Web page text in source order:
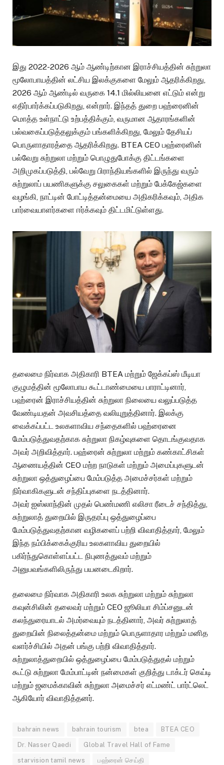
இது 2022-2026 ஆம் ஆண்டிற்கான இராச்சியத்தின் சுற்றுலா
மூலோபாயத்தின் லட்சிய இலக்குகளை மேலும் ஆதரிக்கிறது,
2026 ஆம் ஆண்டில் வருகை 14.1 மில்லியனை எட்டும் என்று
எதிர்பார்க்கப்படுகிறது, என்றார். இந்தத் துறை பஹ்ரைனின்
மொத்த உள்நாட்டு உற்பத்திக்கும், வருமான ஆதாரங்களின்
பல்வகைப்படுத்தலுக்கும் பங்களிக்கிறது, மேலும் தேசியப்
பொருளாதாரத்தை ஆதரிக்கிறது. BTEA CEO பஹ்ரைனின்
பல்வேறு சுற்றுலா மற்றும் பொழுதுபோக்கு திட்டங்களை
அறிமுகப்படுத்தி, பல்வேறு பிராந்தியங்களில் இருந்து வரும்
சுற்றுலாப் பயணிகளுக்கு சலுகைகள் மற்றும் பேக்கேஜ்களை
வழங்கி, நாட்டின் போட்டித்தன்மையை அதிகரிக்கவும், அதிக
பார்வையாளர்களை ஈர்க்கவும் திட்டமிட்டுள்ளது.
தலைமை நிர்வாக அதிகாரி BTEA மற்றும் ஜேக்கப்ஸ் மீடியா
குழுமத்தின் மூலோபாய கூட்டாண்மையை பாராட்டினார்,
பஹ்ரைன் இராச்சியத்தின் சுற்றுலா நிலையை வலுப்படுத்த
வேண்டியதன் அவசியத்தை வலியுறுத்தினார். இலக்கு
வைக்கப்பட்ட உலகளாவிய சந்தைகளில் பஹ்ரைனை
மேம்படுத்துவதற்காக சுற்றுலா நிகழ்வுகளை தொடங்குவதாக
அவர் அறிவித்தார். பஹ்ரைன் சுற்றுலா மற்றும் கண்காட்சிகள்
ஆணையத்தின் CEO மற்ற நாடுகள் மற்றும் அமைப்புகளுடன்
சுற்றுலா ஒத்துழைப்பை மேம்படுத்த அமைச்சர்கள் மற்றும்
நிர்வாகிகளுடன் சந்திப்புகளை நடத்தினார்.
அவர் ஐஸ்லாந்தின் முதல் பெண்மணி எலிசா ரீடைச் சந்தித்து,
சுற்றுலாத் துறையில் இருதரப்பு ஒத்துழைப்பை
மேம்படுத்துவதற்கான வழிகளைப் பற்றி விவாதித்தார், மேலும்
இந்த நம்பிக்கைக்குரிய உலகளாவிய துறையில்
பகிர்ந்துகொள்ளப்பட்ட நிபுணத்துவம் மற்றும்
அனுபவங்களிலிருந்து பயனடைகிறார்.
தலைமை நிர்வாக அதிகாரி உலக சுற்றுலா மற்றும் சுற்றுலா
கவுன்சிலின் தலைவர் மற்றும் CEO ஜூலியா சிம்ப்சனுடன்
கலந்துரையாடல் அமர்வையும் நடத்தினார், அவர் சுற்றுலாத்
துறையின் நிலைத்தன்மை மற்றும் பொருளாதார மற்றும் மனித
வளர்ச்சியில் அதன் பங்கு பற்றி விவாதித்தார்.
சுற்றுலாத்துறையில் ஒத்துழைப்பை மேம்படுத்துதல் மற்றும்
கூட்டு சுற்றுலா மேம்பாட்டின் நன்மைகள் குறித்து டாக்டர் கெய்டி
மற்றும் ஜமைக்காவின் சுற்றுலா அமைச்சர் எட்மண்ட் பார்ட்லெட்
ஆகியோர் விவாதித்தனர்.
bahrain news bahrain tourism btea BTEA CEO
Dr. Nasser Qaedi Global Travel Hall of Fame
starvision tamil news பஹ்ரைன் செய்தி